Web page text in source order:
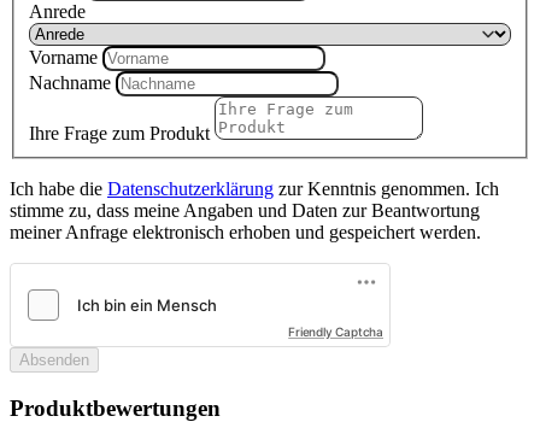
Anrede
Vorname
Nachname
Ihre Frage zum Produkt
Ich habe die Datenschutzerklärung zur Kenntnis genommen. Ich
stimme zu, dass meine Angaben und Daten zur Beantwortung
meiner Anfrage elektronisch erhoben und gespeichert werden.
Friendly Captcha
Absenden
Produktbewertungen